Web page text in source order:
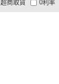
電視購物
超商取貨 0利率